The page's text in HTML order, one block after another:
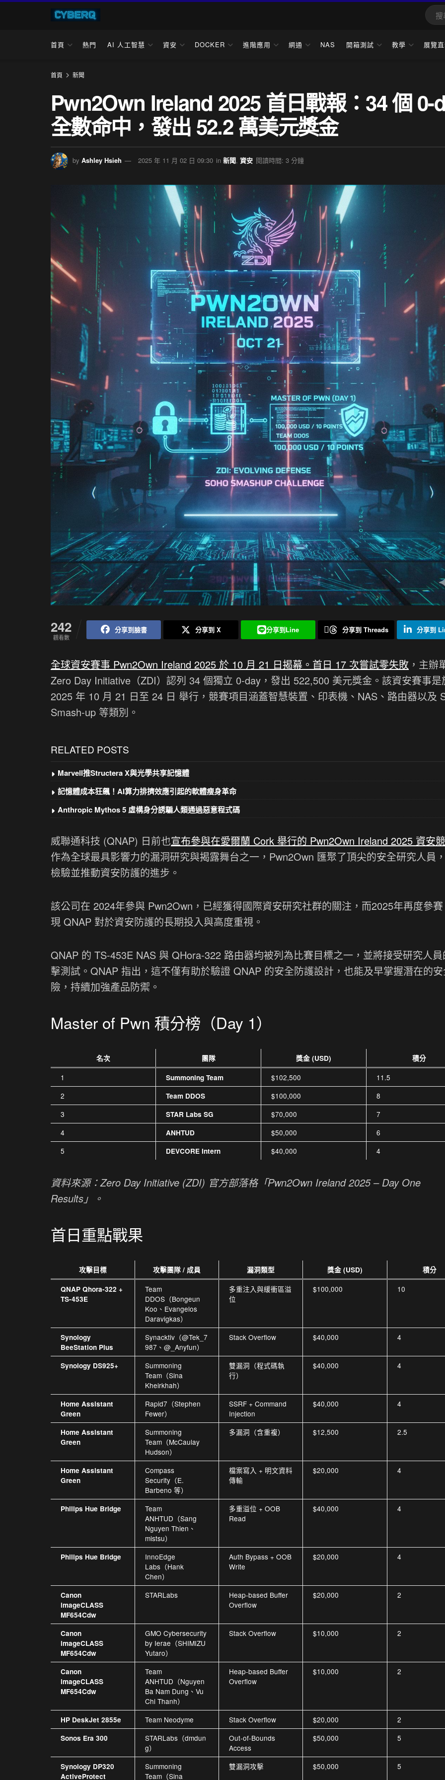
首頁 熱門 AI 人工智慧 資安 DOCKER 進階應用 網通 NAS 開箱測試 教學 展覽
首頁 新聞
Pwn2Own Ireland 2025 首日戰報：34 個 0-
全數命中，發出 52.2 萬美元獎金
by Ashley Hsieh 2025 年 11 月 02 日 09:30 in 新聞, 資安 閱讀時間: 3 分鐘
242
觀看數
分享到臉書 分享到 X 分享到Line 分享到 Threads 分享到
全球資安賽事 Pwn2Own Ireland 2025 於 10 月 21 日揭幕。首日 17 次嘗試零失敗 ，主辦
Zero Day Initiative（ZDI）認列 34 個獨立 0-day，發出 522,500 美元獎金。該資安賽事是
2025 年 10 月 21 日至 24 日 舉行，競賽項目涵蓋智慧裝置、印表機、NAS、路由器以及
Smash-up 等類別。
RELATED POSTS
Marvell推Structera X與光學共享記憶體
記憶體成本狂飆！AI算力排擠效應引起的軟體瘦身革命
Anthropic Mythos 5 虛構身分誘騙人類通過惡意程式碼
威聯通科技 (QNAP) 日前也宣布參與在愛爾蘭 Cork 舉行的 Pwn2Own Ireland 2025 資安
作為全球最具影響力的漏洞研究與揭露舞台之一，Pwn2Own 匯聚了頂尖的安全研究人員
檢驗並推動資安防護的進步。
該公司在 2024年參與 Pwn2Own，已經獲得國際資安研究社群的關注，而2025年再度參
現 QNAP 對於資安防護的長期投入與高度重視。
QNAP 的 TS-453E NAS 與 QHora-322 路由器均被列為比賽目標之一，並將接受研究人
擊測試。QNAP 指出，這不僅有助於驗證 QNAP 的安全防護設計，也能及早掌握潛在的
險，持續加強產品防禦。
Master of Pwn 積分榜（Day 1）
名次 團隊 獎金 (USD) 積分
1 Summoning Team $102,500
11.5
2
Team DDOS $100,000
8
3
STAR Labs SG $70,000
7
4
ANHTUD $50,000
6
5
DEVCORE Intern $40,000 4
資料來源：Zero Day Initiative (ZDI) 官方部落格「Pwn2Own Ireland 2025 – Day One
Results」。
首日重點戰果
攻擊目標 攻擊團隊 / 成員 漏洞類型 獎金 (USD) 積分
QNAP Qhora-322 +
TS-453E
Team
DDOS（Bongeun
Koo、Evangelos
Daravigkas）
多重注入與緩衝區溢
位
$100,000 10
Synology
BeeStation Plus
Synacktiv（@Tek_7
987、@_Anyfun）
Stack Overflow $40,000 4
Synology DS925+
Summoning
Team（Sina
Kheirkhah）
雙漏洞（程式碼執
行）
$40,000 4
Home Assistant
Green
Rapid7（Stephen
Fewer）
SSRF + Command
Injection
$40,000 4
Home Assistant
Green
Summoning
Team（McCaulay
Hudson）
多漏洞（含重複） $12,500 2.5
Home Assistant
Green
Compass
Security（E.
Barbeno 等）
檔案寫入 + 明文資料
傳輸
$20,000 4
Philips Hue Bridge
Team
ANHTUD（Sang
Nguyen Thien、
mistsu）
多重溢位 + OOB
Read
$40,000 4
Philips Hue Bridge
InnoEdge
Labs（Hank
Chen）
Auth Bypass + OOB
Write
$20,000 4
Canon
imageCLASS
MF654Cdw
STARLabs
Heap-based Buffer
Overflow
$20,000 2
Canon
imageCLASS
MF654Cdw
GMO Cybersecurity
by Ierae（SHIMIZU
Yutaro）
Stack Overflow $10,000 2
Canon
imageCLASS
MF654Cdw
Team
ANHTUD（Nguyen
Ba Nam Dung、Vu
Chi Thanh）
Heap-based Buffer
Overflow
$10,000 2
HP DeskJet 2855e Team Neodyme Stack Overflow $20,000 2
Sonos Era 300
STARLabs（dmdun
g）
Out-of-Bounds
Access
$50,000 5
Synology DP320
ActiveProtect
Summoning
Team（Sina
雙漏洞攻擊 $50,000 5